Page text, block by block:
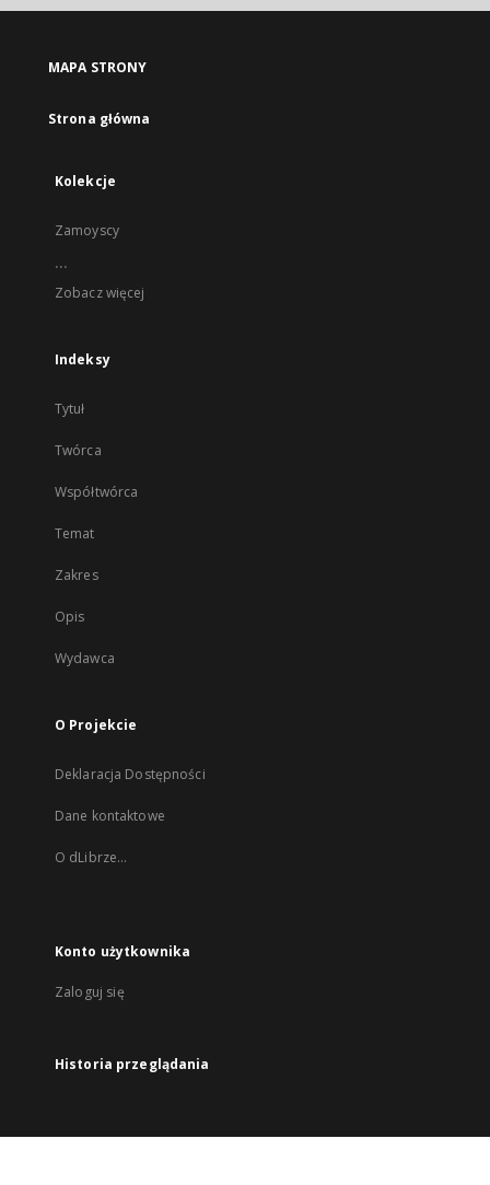
MAPA STRONY
Strona główna
Kolekcje
Zamoyscy
...
Zobacz więcej
Indeksy
Tytuł
Twórca
Współtwórca
Temat
Zakres
Opis
Wydawca
O Projekcie
Deklaracja Dostępności
Dane kontaktowe
O dLibrze...
Konto użytkownika
Zaloguj się
Historia przeglądania